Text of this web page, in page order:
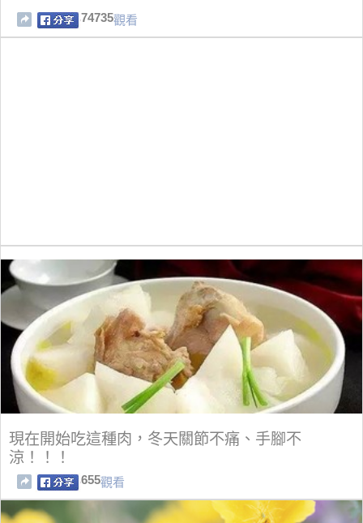
74735觀看
現在開始吃這種肉，冬天關節不痛、手腳不
涼！！！
655觀看